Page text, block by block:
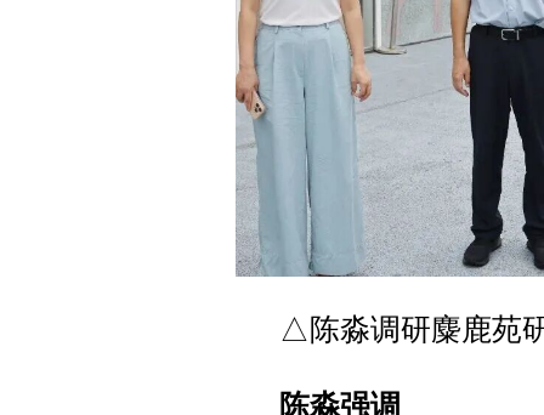
△陈淼调研麋鹿苑
陈淼强调